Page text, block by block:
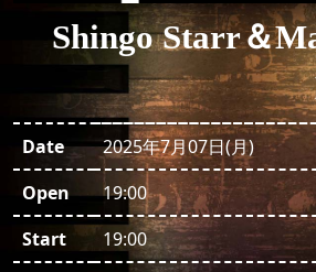
Shingo Starr＆
Date
2025年7月07日(月)
Open
19:00
Start
19:00